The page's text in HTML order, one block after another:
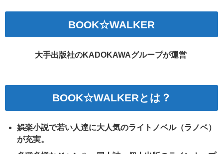
BOOK☆WALKER
大手出版社のKADOKAWAグループが運営
BOOK☆WALKERとは？
娯楽小説で若い人達に大人気のライトノベル（ラノベ）
が充実。